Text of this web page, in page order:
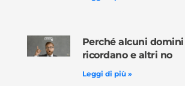
Perché alcuni
ricordano e altri no
Leggi di più »